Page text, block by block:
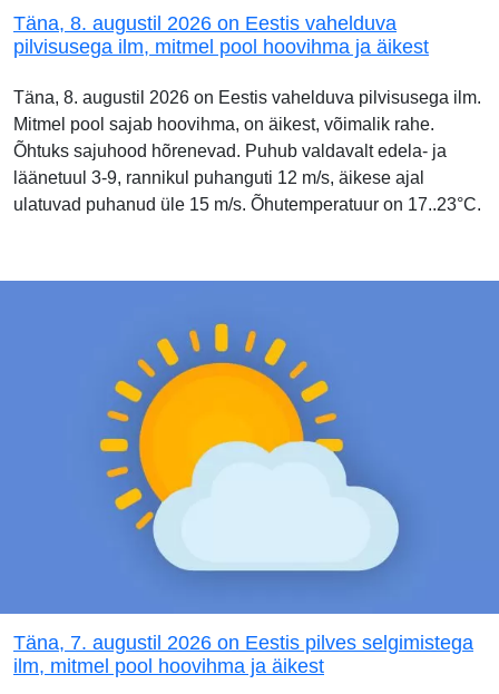
Täna, 8. augustil 2026 on Eestis vahelduva
pilvisusega ilm, mitmel pool hoovihma ja äikest
Täna, 8. augustil 2026 on Eestis vahelduva pilvisusega ilm.
Mitmel pool sajab hoovihma, on äikest, võimalik rahe.
Õhtuks sajuhood hõrenevad. Puhub valdavalt edela- ja
läänetuul 3-9, rannikul puhanguti 12 m/s, äikese ajal
ulatuvad puhanud üle 15 m/s. Õhutemperatuur on 17..23°C.
Täna, 7. augustil 2026 on Eestis pilves selgimistega
ilm, mitmel pool hoovihma ja äikest